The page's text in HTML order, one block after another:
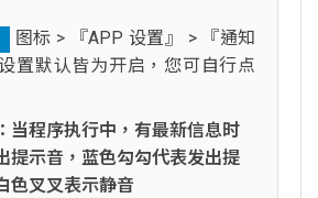
图标 > 『APP 设置』 > 『通知
置默认皆为开启，您可自行点
当程序执行中，有最新信息时
提示音，蓝色勾勾代表发出提
色叉叉表示静音